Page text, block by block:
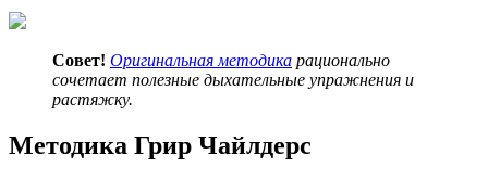
Совет! Оригинальная методика рационально
сочетает полезные дыхательные упражнения и
растяжку.
Методика Грир Чайлдерс